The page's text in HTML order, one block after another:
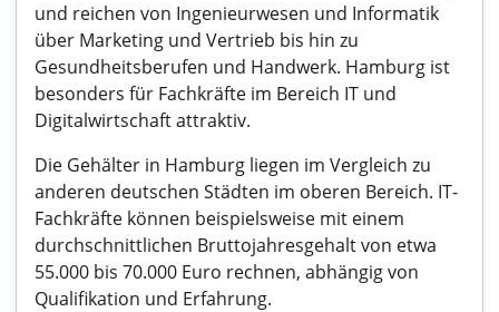
und reichen von Ingenieurwesen und Informatik
über Marketing und Vertrieb bis hin zu
Gesundheitsberufen und Handwerk. Hamburg ist
besonders für Fachkräfte im Bereich IT und
Digitalwirtschaft attraktiv.
Die Gehälter in Hamburg liegen im Vergleich zu
anderen deutschen Städten im oberen Bereich. IT-
Fachkräfte können beispielsweise mit einem
durchschnittlichen Bruttojahresgehalt von etwa
55.000 bis 70.000 Euro rechnen, abhängig von
Qualifikation und Erfahrung.